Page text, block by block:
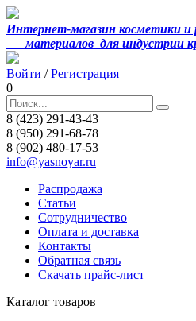
Интернет-магазин косметики и
материалов для индустрии
Войти /Регистрация
0
8 (423) 291-43-43
8 (950) 291-68-78
8 (902) 480-17-53
info@yasnoyar.ru
Распродажа
Статьи
Сотрудничество
Оплата и доставка
Контакты
Обратная связь
Скачать прайс-лист
Каталог товаров